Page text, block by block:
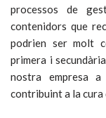
processos de
contenidors que
podrien ser molt
primera i
nostra empresa a
contribuint a la cura